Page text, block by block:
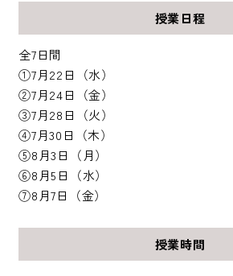
授業日程
全7日間
①7月22日（水）
②7月24日（金）
③7月28日（火）
④7月30日（木）
⑤8月3日（月）
⑥8月5日（水）
⑦8月7日（金）
授業時間